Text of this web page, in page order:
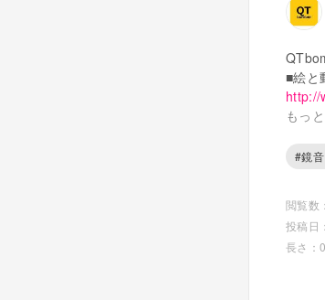
■絵と
http://
http://
QTの
http://
もっ
#鏡
閲覧数
投稿日
長さ：